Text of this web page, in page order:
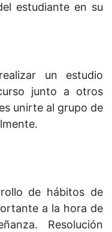
estudiante en su
un estudio
junto a otros
unirte al grupo de
de hábitos de
a la hora de
Resolución